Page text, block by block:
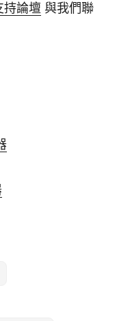
持論壇 與我們聯